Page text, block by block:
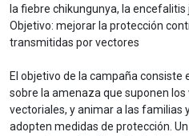
la fiebre chikungunya, la
Objetivo: mejorar la protección
transmitidas por vectores
El objetivo de la campaña
sobre la amenaza que suponen
vectoriales, y animar a las familias
adopten medidas de protección.